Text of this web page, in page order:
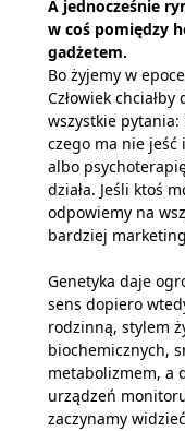
A jednocześnie
w coś pomiędzy
gadżetem.
Bo żyjemy w
Człowiek
wszystkie
czego ma nie
albo
działa. Jeśli ktoś
odpowiemy na
bardziej
Genetyka daje
sens dopiero
rodzinną, stylem
biochemicznych,
metabolizmem, a
urządzeń
zaczynamy